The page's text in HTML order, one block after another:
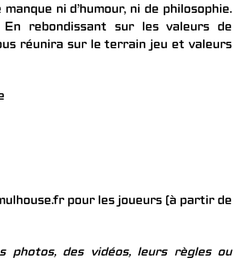
ni d’humour, ni de philosophie.
rebondissant sur les valeurs de
réunira sur le terrain jeu et valeurs
pour les joueurs (à partir de
photos, des vidéos, leurs règles ou